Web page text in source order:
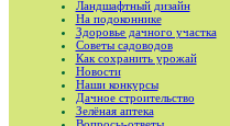
Ландшафтный дизайн
На подоконнике
Здоровье дачного участка
Советы садоводов
Как сохранить урожай
Новости
Наши конкурсы
Дачное строительство
Зелёная аптека